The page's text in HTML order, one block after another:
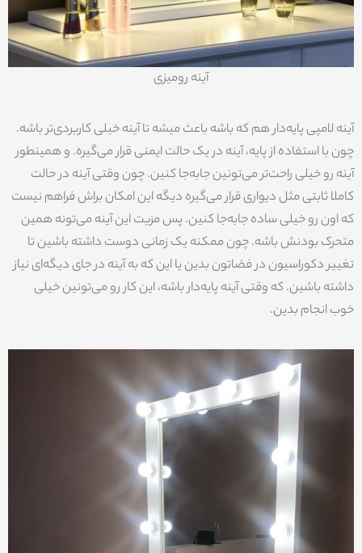
آینه رومیزی
آینه لامپی پایه‌دار هم که باشه باعث میشه تا آینه خیلی کاربردی‌تر باشه.
چون با استفاده از پایه، آینه در یک حالت ایمنی قرار می‌گیره. و همینطور
آینه رو خیلی راحت‌تر می‌تونین جابه‌جا کنین. چون وقتی آینه در حالت
کاملا ثابتی مثل دیواری قرار می‌گیره دیگه این امکان براش فراهم نیست
که اون رو خیلی ساده جابه‌جا کنین. پس مزیت این آینه می‌تونه همین
متحرک بودنش باشه. چون ممکنه یک زمانی دوست داشته باشین تا
تغییر دکوراسیون در فضاتون بدین یا این که به آینه در جای دیگه‌ای نیاز
داشته باشین. که وقتی آینه پایه‌دار باشه، این کار رو می‌تونین خیلی
خوب انجام بدین.